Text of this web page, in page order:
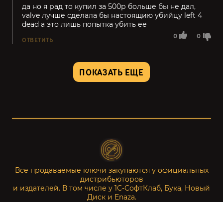
0 0
да но я рад то купил за 500р больше бы не дал,
valve лучше сделала бы настоящию убийцу left 4
dead а это лишь попытка убить ее
ОТВЕТИТЬ
ПОКАЗАТЬ ЕЩЕ
Все продаваемые ключи закупаются у официальных
дистрибьюторов
и издателей. В том числе у 1С-СофтКлаб, Бука, Новый
Диск и Enaza.